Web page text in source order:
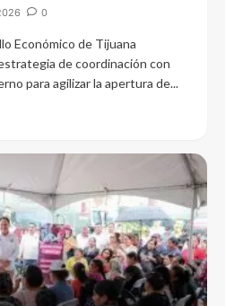
0
Económico de Tijuana
de coordinación con
para agilizar la apertura de...